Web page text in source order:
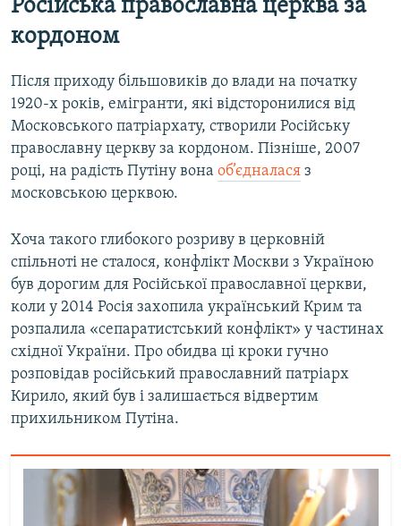
Російська православна церква за
кордоном
Після приходу більшовиків до влади на початку
1920-х років, емігранти, які відсторонилися від
Московського патріархату, створили Російську
православну церкву за кордоном. Пізніше, 2007
році, на радість Путіну вона об’єдналася з
московською церквою.
Хоча такого глибокого розриву в церковній
спільноті не сталося, конфлікт Москви з Україною
був дорогим для Російської православної церкви,
коли у 2014 Росія захопила український Крим та
розпалила «сепаратистський конфлікт» у частинах
східної України. Про обидва ці кроки гучно
розповідав російський православний патріарх
Кирило, який був і залишається відвертим
прихильником Путіна.